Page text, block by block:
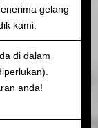
gelang
kami.
di dalam
anda!